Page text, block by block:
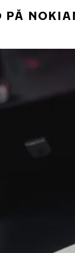
PÅ